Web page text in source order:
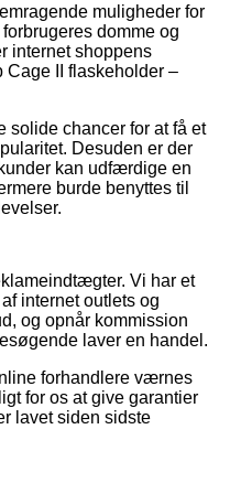
muligheder for
domme og
internet shoppens
Cage II flaskeholder –
solide chancer for at få et
Desuden er der
kan udfærdige en
burde benyttes til
Vi har et
internet outlets og
og opnår kommission
laver en handel.
forhandlere værnes
for os at give garantier
lavet siden sidste